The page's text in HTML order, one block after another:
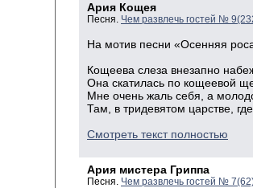
Ария Кощея
Песня. Чем развлечь гостей №
На мотив песни «Осенняя
Кощеева слеза внезапно
Она скатилась по кощеевой
Мне очень жаль себя, а
Там, в тридевятом царстве,
Смотреть текст полностью
Ария мистера Гриппа
Песня. Чем развлечь гостей №